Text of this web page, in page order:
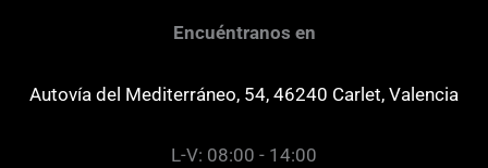
Encuéntranos en
Autovía del Mediterráneo, 54, 46240 Carlet, Valencia
L-V: 08:00 - 14:00